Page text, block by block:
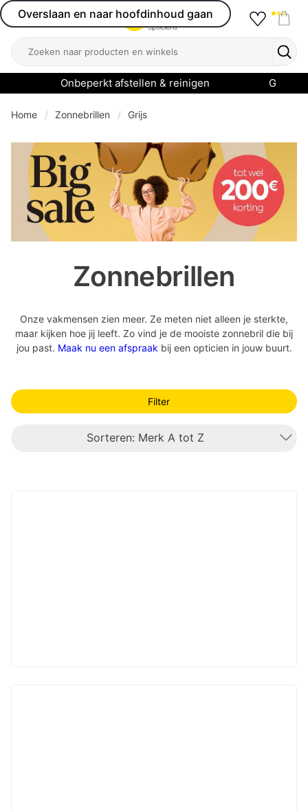
Overslaan en naar hoofdinhoud gaan
Open menu
Zoeken
Onbeperkt afstellen & reinigen
menu
Home Zonnebrillen Grijs
Zonnebrillen
Onze vakmensen zien meer. Ze meten niet alleen je sterkte,
maar kijken hoe jij leeft. Zo vind je de mooiste zonnebril die bij
jou past. Maak nu een afspraak bij een opticien in jouw buurt.
Filter
Sorteren: Merk A tot Z